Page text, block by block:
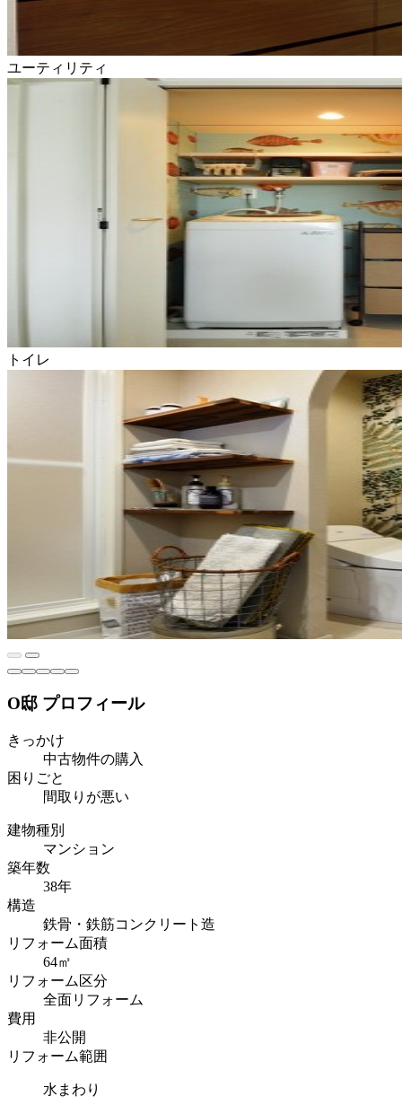
ユーティリティ
トイレ
O邸 プロフィール
きっかけ
中古物件の購入
困りごと
間取りが悪い
建物種別
マンション
築年数
38年
構造
鉄骨・鉄筋コンクリート造
リフォーム面積
64㎡
リフォーム区分
全面リフォーム
費用
非公開
リフォーム範囲
水まわり